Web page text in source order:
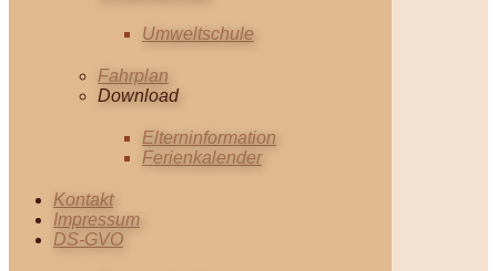
Umweltschule
Fahrplan
Download
Elterninformation
Ferienkalender
Kontakt
Impressum
DS-GVO